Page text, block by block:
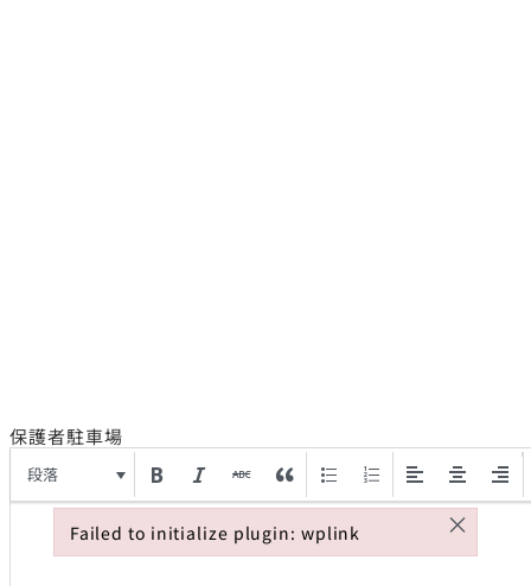
保護者駐車場
段落
Failed to initialize plugin: wplink ×
Failed to initialize plugin: wplink